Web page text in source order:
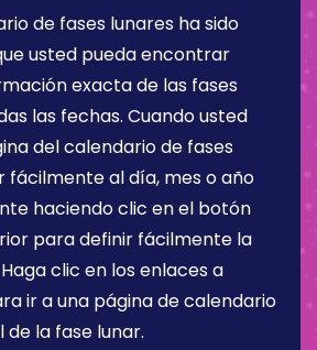
de fases lunares ha sido
usted pueda encontrar
exacta de las fases
las fechas. Cuando usted
del calendario de fases
fácilmente al día, mes o año
haciendo clic en el botón
para definir fácilmente la
clic en los enlaces a
ir a una página de calendario
de la fase lunar.